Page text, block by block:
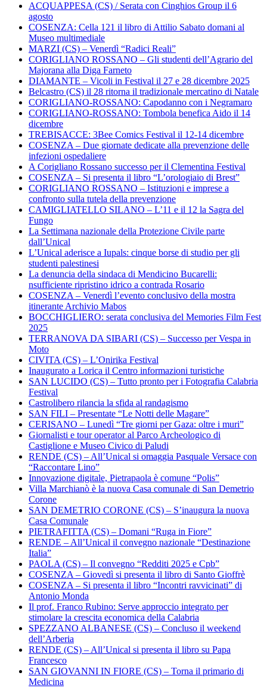
ACQUAPPESA (CS) / Serata con Cinghios Group il 6
agosto
COSENZA: Cella 121 il libro di Attilio Sabato domani al
Museo multimediale
MARZI (CS) – Venerdì “Radici Reali”
CORIGLIANO ROSSANO – Gli studenti dell’Agrario del
Majorana alla Diga Farneto
DIAMANTE – Vicoli in Festival il 27 e 28 dicembre 2025
Belcastro (CS) il 28 ritorna il tradizionale mercatino di Natale
CORIGLIANO-ROSSANO: Capodanno con i Negramaro
CORIGLIANO-ROSSANO: Tombola benefica Aido il 14
dicembre
TREBISACCE: 3Bee Comics Festival il 12-14 dicembre
COSENZA – Due giornate dedicate alla prevenzione delle
infezioni ospedaliere
A Corigliano Rossano successo per il Clementina Festival
COSENZA – Si presenta il libro “L’orologiaio di Brest”
CORIGLIANO ROSSANO – Istituzioni e imprese a
confronto sulla tutela della prevenzione
CAMIGLIATELLO SILANO – L’11 e il 12 la Sagra del
Fungo
La Settimana nazionale della Protezione Civile parte
dall’Unical
L’Unical aderisce a Iupals: cinque borse di studio per gli
studenti palestinesi
La denuncia della sindaca di Mendicino Bucarelli:
nsufficiente ripristino idrico a contrada Rosario
COSENZA – Venerdì l’evento conclusivo della mostra
itinerante Archivio Mabos
BOCCHIGLIERO: serata conclusiva del Memories Film Fest
2025
TERRANOVA DA SIBARI (CS) – Successo per Vespa in
Moto
CIVITA (CS) – L’Onirika Festival
Inaugurato a Lorica il Centro informazioni turistiche
SAN LUCIDO (CS) – Tutto pronto per i Fotografia Calabria
Festival
Castrolibero rilancia la sfida al randagismo
SAN FILI – Presentate “Le Notti delle Magare”
CERISANO – Lunedì “Tre giorni per Gaza: oltre i muri”
Giornalisti e tour operator al Parco Archeologico di
Castiglione e Museo Civico di Paludi
RENDE (CS) – All’Unical si omaggia Pasquale Versace con
“Raccontare Lino”
Innovazione digitale, Pietrapaola è comune “Polis”
Villa Marchianò è la nuova Casa comunale di San Demetrio
Corone
SAN DEMETRIO CORONE (CS) – S’inaugura la nuova
Casa Comunale
PIETRAFITTA (CS) – Domani “Ruga in Fiore”
RENDE – All’Unical il convegno nazionale “Destinazione
Italia”
PAOLA (CS) – Il convegno “Redditi 2025 e Cpb”
COSENZA – Giovedì si presenta il libro di Santo Gioffrè
COSENZA – Si presenta il libro “Incontri ravvicinati” di
Antonio Monda
Il prof. Franco Rubino: Serve approccio integrato per
stimolare la crescita economica della Calabria
SPEZZANO ALBANESE (CS) – Concluso il weekend
dell’Arberia
RENDE (CS) – All’Unical si presenta il libro su Papa
Francesco
SAN GIOVANNI IN FIORE (CS) – Torna il primario di
Medicina